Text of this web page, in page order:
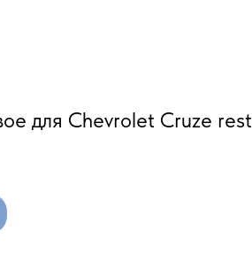
для Chevrolet Cruze rest